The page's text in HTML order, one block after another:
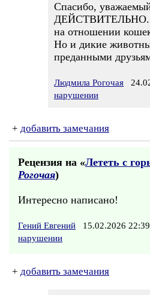
Спасибо,
ДЕЙСТВИТЕЛЬНО.
на отношении
Но и дикие
преданными
Людмила Рогочая
нарушении
+ добавить замечания
Рецензия на «Лететь с
Рогочая)
Интересно написано!
Гений Евгений 15.02.2026
нарушении
+ добавить замечания